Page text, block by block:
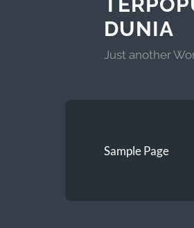
DUNIA
Just another
Sample Page